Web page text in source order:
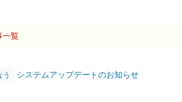
一覧
う システムアップデートのお知らせ